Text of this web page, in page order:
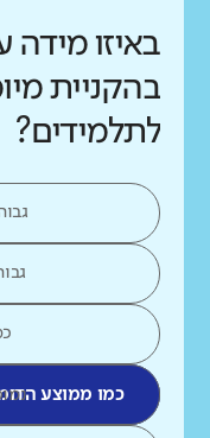
באיזו
בהקניית
לתלמידים?
כמו ממוצע